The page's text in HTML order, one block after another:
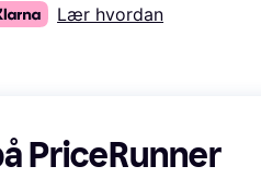
Lær hvordan
PriceRunner